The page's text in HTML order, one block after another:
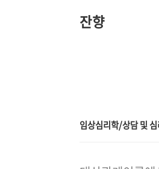
잔향
임상심리학/상담 및